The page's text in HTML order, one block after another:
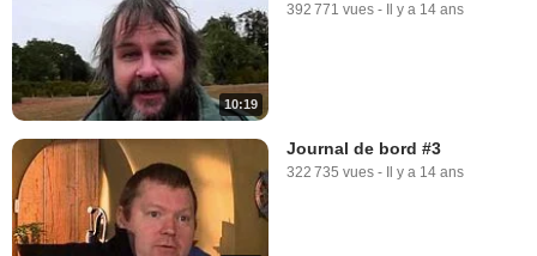
10:19
392 771 vues - Il y a 14 ans
Journal de bord #3
322 735 vues - Il y a 14 ans